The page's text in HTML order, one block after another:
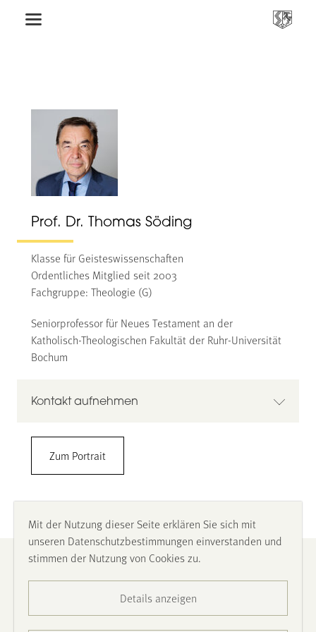
Prof. Dr. Thomas Söding
Klasse für Geisteswissenschaften
Ordentliches Mitglied seit 2003
Fachgruppe: Theologie (G)
Seniorprofessor für Neues Testament an der
Katholisch-Theologischen Fakultät der Ruhr-Universität
Bochum
Kontakt aufnehmen
Ruhr-Universität Bochum
Katholisch-Theologische Fakultät
GA 7 /133
0151 2531 7287
Thomas.soeding@rub.de
Zum Portrait
Impressum
Mit der Nutzung dieser Seite erklären Sie sich mit
unseren Datenschutzbestimmungen einverstanden und
stimmen der Nutzung von Cookies zu.
Details anzeigen